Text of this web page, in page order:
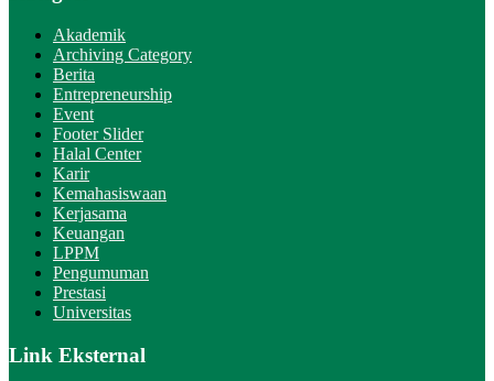
Akademik
Archiving Category
Berita
Entrepreneurship
Event
Footer Slider
Halal Center
Karir
Kemahasiswaan
Kerjasama
Keuangan
LPPM
Pengumuman
Prestasi
Universitas
Link Eksternal